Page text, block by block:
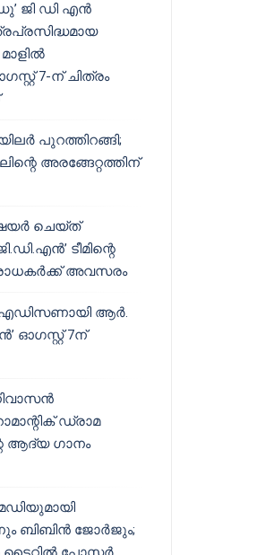
ജി ഡി എൻ
7-ന് ചിത്രം
പുറത്തിറങ്ങി;
അരങ്ങേറ്റത്തിന്
ചെയ്‌ത്
ടീമിന്റെ
അവസരം
ആർ.
ഓഗസ്റ്റ് 7ന്
ഡ്രാമ
ആദ്യ ഗാനം
ബിബിൻ ജോർജും;